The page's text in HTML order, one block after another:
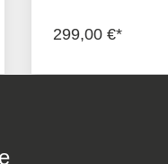
299,00 €*